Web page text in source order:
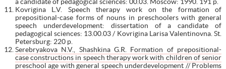
Kovrigina L.V. Speech therapy work on the formation of
prepositional-case forms of nouns in preschoolers with general
speech underdevelopment: dissertation of a candidate of
pedagogical sciences: 13.00.03 / Kovrigina Larisa Valentinovna. St.
Petersburg: 220 p.
Serebryakova N.V., Shashkina G.R. Formation of prepositional-
case constructions in speech therapy work with children of senior
preschool age with general speech underdevelopment // Problems